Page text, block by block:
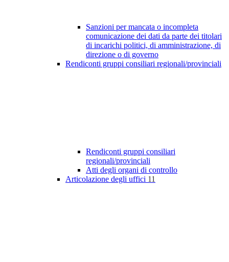
Sanzioni per mancata o incompleta
comunicazione dei dati da parte dei titolari
di incarichi politici, di amministrazione, di
direzione o di governo
Rendiconti gruppi consiliari regionali/provinciali
Rendiconti gruppi consiliari
regionali/provinciali
Atti degli organi di controllo
Articolazione degli uffici 11